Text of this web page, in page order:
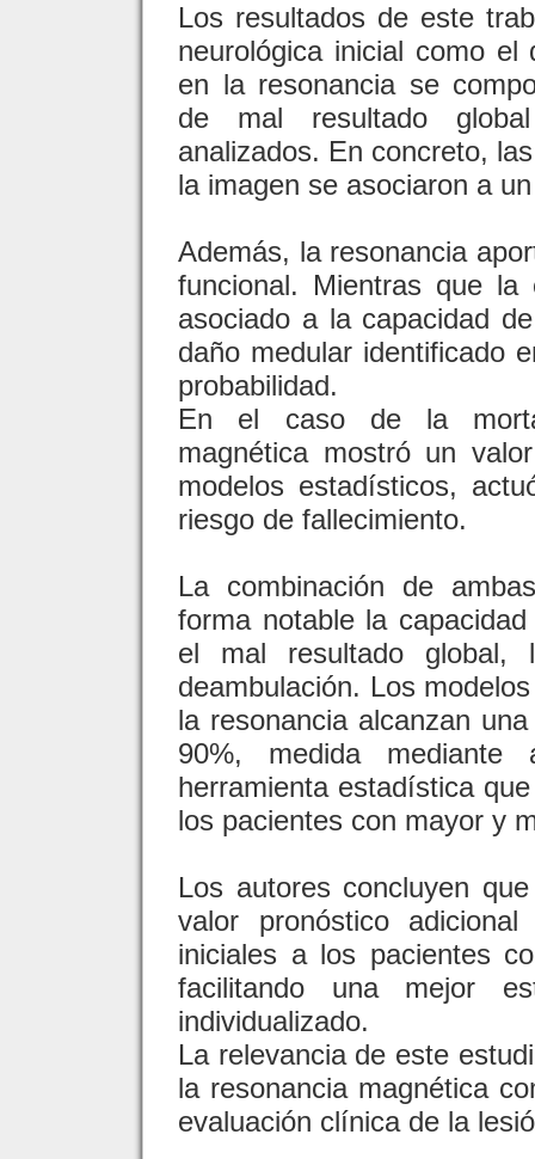
Los resultados de este
neurológica inicial como el
en la resonancia se
de mal resultado
analizados. En concreto,
la imagen se asociaron a
Además, la resonancia
funcional. Mientras que
asociado a la capacidad
daño medular identificado
probabilidad.
En el caso de la
magnética mostró un
modelos estadísticos,
riesgo de fallecimiento.
La combinación de
forma notable la
el mal resultado global,
deambulación. Los
la resonancia alcanzan
90%, medida
herramienta estadística
los pacientes con mayor y
Los autores concluyen
valor pronóstico
iniciales a los pacientes
facilitando una mejor
individualizado.
La relevancia de este
la resonancia magnética
evaluación clínica de la